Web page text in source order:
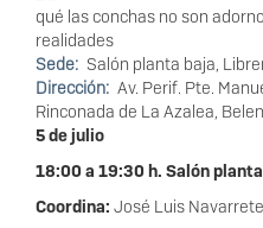
Sede
Salón planta baja,
Dirección Av. Perif. Pte.
Rinconada de La Azalea,
5 de julio
18:00 a 19:30 h. Salón
Coordina: José Luis